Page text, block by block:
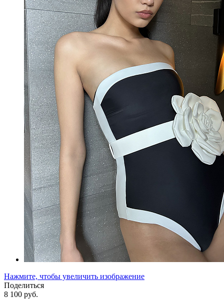
Нажмите, чтобы увеличить изображение
Поделиться
8 100 руб.